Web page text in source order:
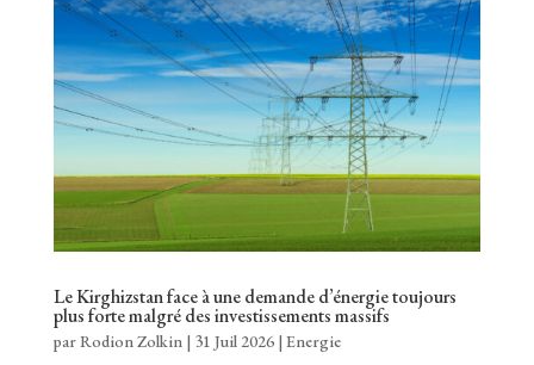
Le Kirghizstan face à une demande d’énergie toujours
plus forte malgré des investissements massifs
parRodion Zolkin| 31 Juil 2026| Energie